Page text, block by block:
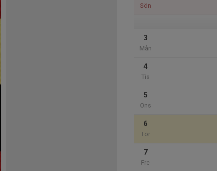
Sön
3
Mån
4
Tis
5
Ons
6
Tor
7
Fre